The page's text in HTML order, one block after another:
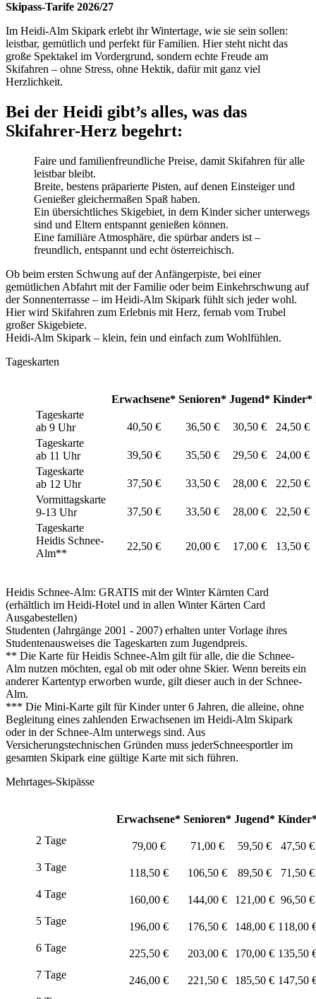
Skipass-Tarife 2026/27
Im Heidi-Alm Skipark erlebt ihr Wintertage, wie sie sein sollen:
leistbar, gemütlich und perfekt für Familien. Hier steht nicht das
große Spektakel im Vordergrund, sondern echte Freude am
Skifahren – ohne Stress, ohne Hektik, dafür mit ganz viel
Herzlichkeit.
Bei der Heidi gibt’s alles, was das
Skifahrer-Herz begehrt:
Faire und familienfreundliche Preise, damit Skifahren für alle
leistbar bleibt.
Breite, bestens präparierte Pisten, auf denen Einsteiger und
Genießer gleichermaßen Spaß haben.
Ein übersichtliches Skigebiet, in dem Kinder sicher unterwegs
sind und Eltern entspannt genießen können.
Eine familiäre Atmosphäre, die spürbar anders ist –
freundlich, entspannt und echt österreichisch.
Ob beim ersten Schwung auf der Anfängerpiste, bei einer
gemütlichen Abfahrt mit der Familie oder beim Einkehrschwung auf
der Sonnenterrasse – im Heidi-Alm Skipark fühlt sich jeder wohl.
Hier wird Skifahren zum Erlebnis mit Herz, fernab vom Trubel
großer Skigebiete.
Heidi-Alm Skipark – klein, fein und einfach zum Wohlfühlen.
Tageskarten
Erwachsene* Senioren* Jugend* Kinder*
Tageskarte
ab 9 Uhr
40,50 € 36,50 € 30,50 €
24,50 €
Tageskarte
ab 11 Uhr
39,50 € 35,50 € 29,50 €
24,00 €
Tageskarte
ab 12 Uhr
37,50 € 33,50 € 28,00 €
22,50 €
Vormittagskarte
9-13 Uhr
37,50 € 33,50 € 28,00 €
22,50 €
Tageskarte
Heidis Schnee-
Alm**
22,50 € 20,00 € 17,00 € 13,50 €
Heidis Schnee-Alm: GRATIS mit der Winter Kärnten Card
(erhältlich im Heidi-Hotel und in allen Winter Kärten Card
Ausgabestellen)
Studenten (Jahrgänge 2001 - 2007) erhalten unter Vorlage ihres
Studentenausweises die Tageskarten zum Jugendpreis.
** Die Karte für Heidis Schnee-Alm gilt für alle, die die Schnee-
Alm nutzen möchten, egal ob mit oder ohne Skier. Wenn bereits ein
anderer Kartentyp erworben wurde, gilt dieser auch in der Schnee-
Alm.
*** Die Mini-Karte gilt für Kinder unter 6 Jahren, die alleine, ohne
Begleitung eines zahlenden Erwachsenen im Heidi-Alm Skipark
oder in der Schnee-Alm unterwegs sind. Aus
Versicherungstechnischen Gründen muss jederSchneesportler im
gesamten Skipark eine gültige Karte mit sich führen.
Mehrtages-Skipässe
Erwachsene* Senioren* Jugend*
2 Tage
79,00 € 71,00 € 59,50 €
47,50 €
3 Tage
118,50 € 106,50 € 89,50 €
71,50 €
4 Tage
160,00 € 144,00 € 121,00 € 96,50 €
5 Tage
196,00 € 176,50 € 148,00 € 118,00
6 Tage
225,50 € 203,00 € 170,00 € 135,50
7 Tage
246,00 € 221,50 € 185,50 € 147,50